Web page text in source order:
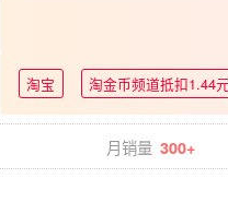
淘宝 淘金币频道抵扣1.44
月销量 300+